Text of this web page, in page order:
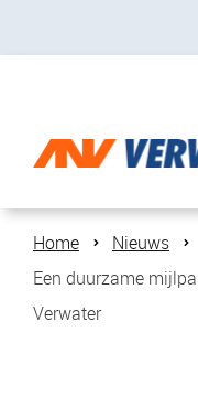
Home
Nieuws
Een duurzame
Verwater